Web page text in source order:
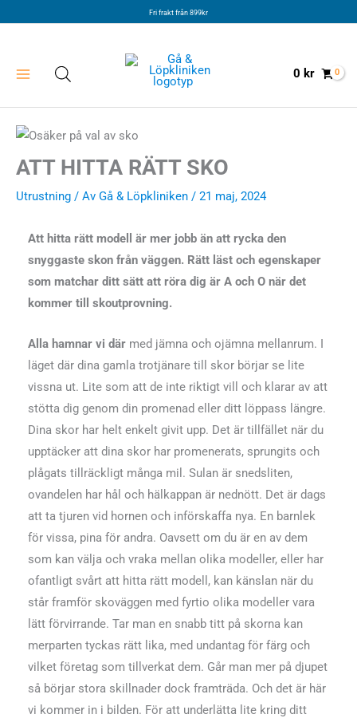
Fri frakt från 899kr
0 kr
ATT HITTA RÄTT SKO
Utrustning / Av Gå & Löpkliniken / 21 maj, 2024
Att hitta rätt modell är mer jobb än att rycka den
snyggaste skon från väggen. Rätt läst och egenskaper
som matchar ditt sätt att röra dig är A och O när det
kommer till skoutprovning.
Alla hamnar vi där med jämna och ojämna mellanrum. I
läget där dina gamla trotjänare till skor börjar se lite
vissna ut. Lite som att de inte riktigt vill och klarar av att
stötta dig genom din promenad eller ditt löppass längre.
Dina skor har helt enkelt givit upp. Det är tillfället när du
upptäcker att dina skor har promenerats, sprungits och
plågats tillräckligt många mil. Sulan är snedsliten,
ovandelen har hål och hälkappan är nednött. Det är dags
att ta tjuren vid hornen och införskaffa nya. En barnlek
för vissa, pina för andra. Oavsett om du är en av dem
som kan välja och vraka mellan olika modeller, eller har
ofantligt svårt att hitta rätt modell, kan känslan när du
står framför skoväggen med fyrtio olika modeller vara
lätt förvirrande. Tar man en snabb titt på skorna kan
merparten tyckas rätt lika, med undantag för färg och
vilket företag som tillverkat dem. Går man mer på djupet
så börjar stora skillnader dock framträda. Och det är här
vi kommer in i bilden. För att underlätta lite kring ditt